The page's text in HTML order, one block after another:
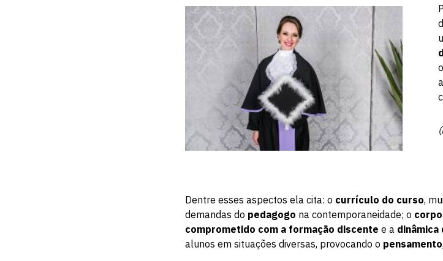
o
Dentre esses aspectos ela cita: o currículo do curso,
demandas do pedagogo na contemporaneidade; o
comprometido com a formação discente e a dinâmica
alunos em situações diversas, provocando o pensamento